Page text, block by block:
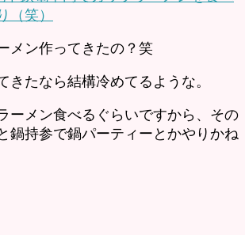
メン作ってきたの？笑
きたなら結構冷めてるような。
ーメン食べるぐらいですから、その
鍋持参で鍋パーティーとかやりかね